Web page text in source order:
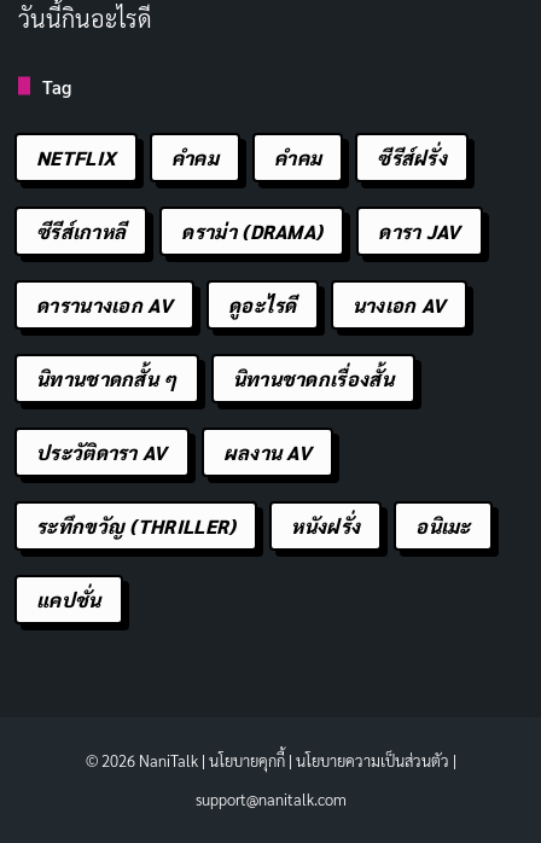
วันนี้กินอะไรดี
Tag
NETFLIX คำคม คําคม ซีรีส์ฝรั่ง
ซีรีส์เกาหลี ดราม่า (DRAMA) ดารา JAV
ดารานางเอก AV ดูอะไรดี นางเอก AV
นิทานชาดกสั้น ๆ นิทานชาดกเรื่องสั้น
ประวัติดารา AV ผลงาน AV
ระทึกขวัญ (THRILLER) หนังฝรั่ง อนิเมะ
แคปชั่น
© 2026 NaniTalk | นโยบายคุกกี้| นโยบายความเป็นส่วนตัว |
support@nanitalk.com